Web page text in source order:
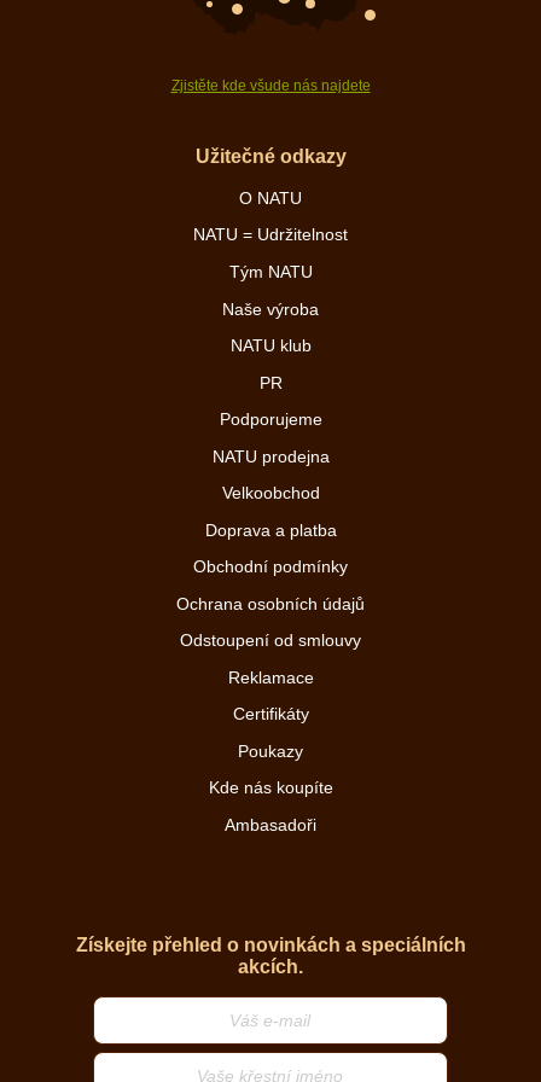
Zjistěte kde všude nás najdete
Užitečné odkazy
O NATU
NATU = Udržitelnost
Tým NATU
Naše výroba
NATU klub
PR
Podporujeme
NATU prodejna
Velkoobchod
Doprava a platba
Obchodní podmínky
Ochrana osobních údajů
Odstoupení od smlouvy
Reklamace
Certifikáty
Poukazy
Kde nás koupíte
Ambasadoři
Získejte přehled o novinkách a speciálních
akcích.